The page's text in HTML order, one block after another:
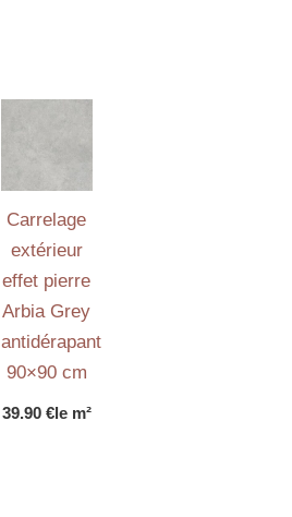
Carrelage
extérieur
effet pierre
Arbia Grey
antidérapant
90×90 cm
39.90 €le m²